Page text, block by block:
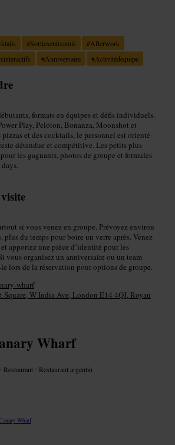
#Sortiesentreamis #Afterwork
#Anniversaire #Activitédequipe
formats en équipes et défis individuels.
Play, Peloton, Bonanza, Moonshot et
et des cocktails, le personnel est orienté
détendue et compétitive. Les petits plus
les gagnants, photos de groupe et formules
si vous venez en groupe. Prévoyez environ
du temps pour boire un verre après. Venez
apportez une pièce d’identité pour les
vous organisez un anniversaire ou un team
lors de la réservation pour options de groupe.
wharf
Square, W India Ave, London E14 4QJ, Royau
Wharf
• Restaurant • Restaurant argentin
Wharf